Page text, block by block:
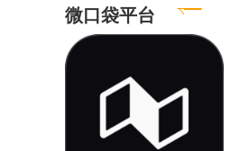
微口袋平台